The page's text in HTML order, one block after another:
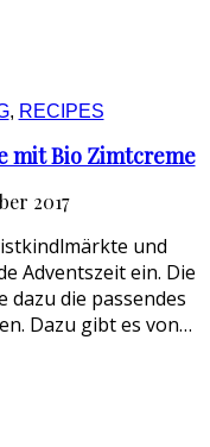
, RECIPES
mit Bio Zimtcreme
2017
und
Adventszeit ein. Die
dazu die passendes
Dazu gibt es von…